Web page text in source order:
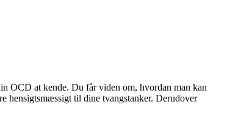
OCD at kende. Du får viden om, hvordan man kan
hensigtsmæssigt til dine tvangstanker. Derudover